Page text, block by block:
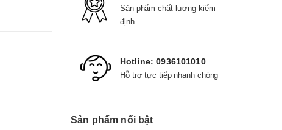
Sản phẩm chất lượng kiểm
định
Hotline:0936101010
Hỗ trợ tực tiếp nhanh chóng
Sản phẩm nổi bật